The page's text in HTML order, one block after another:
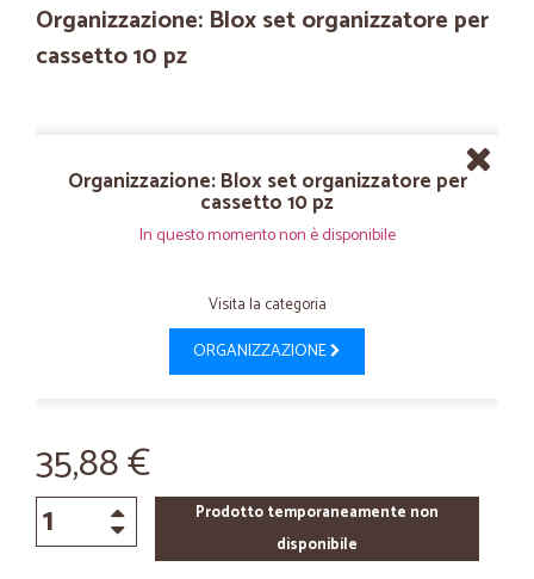
Organizzazione: Blox set organizzatore per
cassetto 10 pz
Organizzazione: Blox set organizzatore per
cassetto 10 pz
In questo momento non è disponibile
Visita la categoria
ORGANIZZAZIONE
35,88 €
Prodotto temporaneamente non
disponibile